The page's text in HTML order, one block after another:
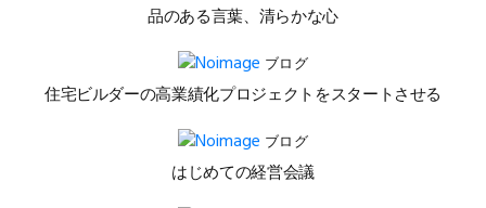
品のある言葉、清らかな心
ブログ
住宅ビルダーの高業績化プロジェクトをスタートさせる
ブログ
はじめての経営会議